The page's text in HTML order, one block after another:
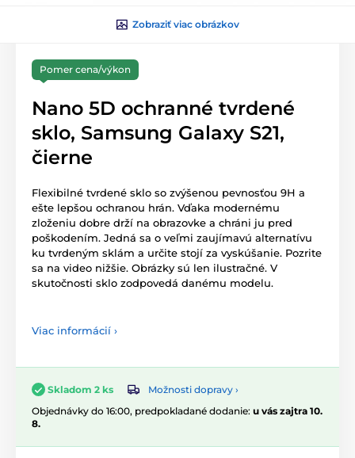
Zobraziť viac obrázkov
Pomer cena/výkon
Nano 5D ochranné tvrdené
sklo, Samsung Galaxy S21,
čierne
Flexibilné tvrdené sklo so zvýšenou pevnosťou 9H a
ešte lepšou ochranou hrán. Vďaka modernému
zloženiu dobre drží na obrazovke a chráni ju pred
poškodením. Jedná sa o veľmi zaujímavú alternatívu
ku tvrdeným sklám a určite stojí za vyskúšanie. Pozrite
sa na video nižšie. Obrázky sú len ilustračné. V
skutočnosti sklo zodpovedá danému modelu.
Viac informácií ›
Skladom 2 ks
Možnosti dopravy ›
Objednávky do 16:00, predpokladané dodanie: u vás zajtra 10.
8.